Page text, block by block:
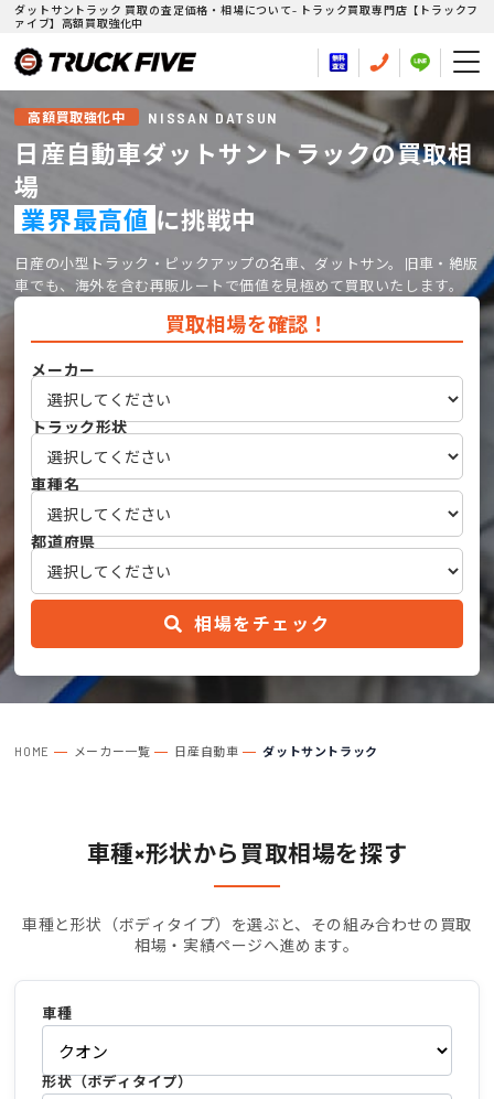
ダットサントラック 買取の査定価格・相場について- トラック買取専門店【トラックフ
ァイブ】高額買取強化中
高額買取強化中 NISSAN DATSUN
日産自動車ダットサントラックの買取相
場
業界最高値 に挑戦中
日産の小型トラック・ピックアップの名車、ダットサン。旧車・絶版
車でも、海外を含む再販ルートで価値を見極めて買取いたします。
買取相場を確認！
メーカー
トラック形状
車種名
都道府県
相場をチェック
HOME メーカー一覧 日産自動車 ダットサントラック
車種×形状から買取相場を探す
車種と形状（ボディタイプ）を選ぶと、その組み合わせの買取
相場・実績ページへ進めます。
車種
形状（ボディタイプ）